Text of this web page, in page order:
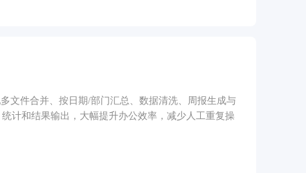
文件合并、按日期/部门汇总、数据清洗、周报生成与
计和结果输出，大幅提升办公效率，减少人工重复操